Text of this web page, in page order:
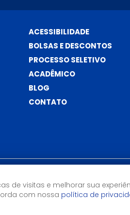
ACESSIBILIDADE
BOLSAS E DESCONTOS
PROCESSO SELETIVO
ACADÊMICO
BLOG
CONTATO
de Atendimento
às 21hs
de visitas e melhorar sua
com nossa política de